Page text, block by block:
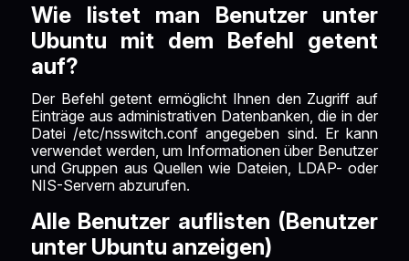
Wie listet man Benutzer unter
Ubuntu mit dem Befehl getent
auf?
Der Befehl getent ermöglicht Ihnen den Zugriff auf
Einträge aus administrativen Datenbanken, die in der
Datei /etc/nsswitch.conf angegeben sind. Er kann
verwendet werden, um Informationen über Benutzer
und Gruppen aus Quellen wie Dateien, LDAP- oder
NIS-Servern abzurufen.
Alle Benutzer auflisten (Benutzer
unter Ubuntu anzeigen)